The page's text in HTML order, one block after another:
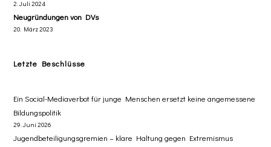
2. Juli 2024
Neugründungen von DVs
20. März 2023
Letzte Beschlüsse
​Ein Social-Mediaverbot für junge Menschen ersetzt ​keine angemessene
Bildungspolitik
29. Juni 2026
Jugendbeteiligungsgremien – klare Haltung gegen Extremismus